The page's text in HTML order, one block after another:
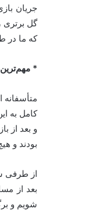
جریان
گل برتری
که ما در
*
کامل به
و بعد از
بودند و
بعد از
شویم و